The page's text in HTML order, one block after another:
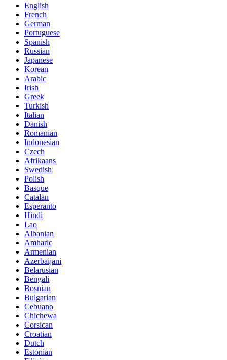
English
French
German
Portuguese
Spanish
Russian
Japanese
Korean
Arabic
Irish
Greek
Turkish
Italian
Danish
Romanian
Indonesian
Czech
Afrikaans
Swedish
Polish
Basque
Catalan
Esperanto
Hindi
Lao
Albanian
Amharic
Armenian
Azerbaijani
Belarusian
Bengali
Bosnian
Bulgarian
Cebuano
Chichewa
Corsican
Croatian
Dutch
Estonian